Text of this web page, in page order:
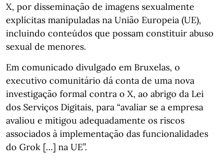
X, por disseminação de imagens sexualmente
explícitas manipuladas na União Europeia (UE),
incluindo conteúdos que possam constituir abuso
sexual de menores.
Em comunicado divulgado em Bruxelas, o
executivo comunitário dá conta de uma nova
investigação formal contra o X, ao abrigo da Lei
dos Serviços Digitais, para “avaliar se a empresa
avaliou e mitigou adequadamente os riscos
associados à implementação das funcionalidades
do Grok […] na UE”.